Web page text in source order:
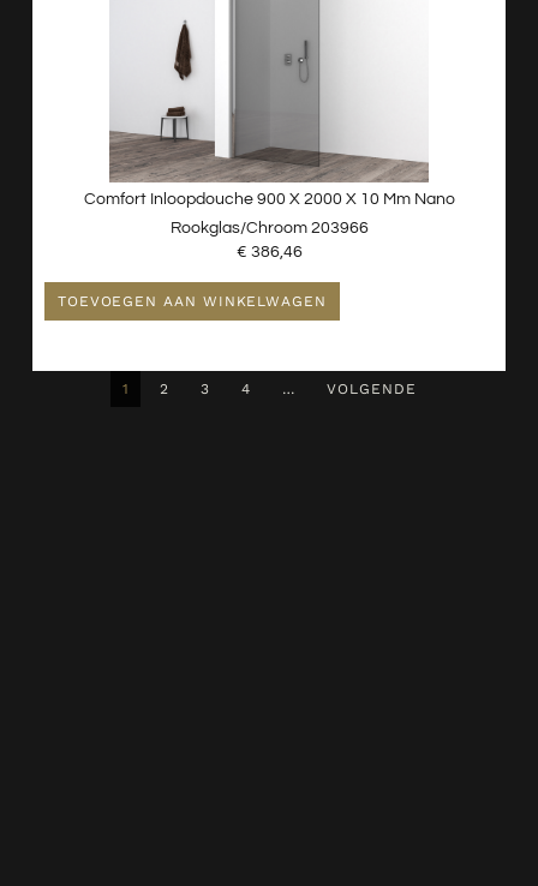
Comfort Inloopdouche 900 X 2000 X 10 Mm Nano
Rookglas/chroom 203966
€ 386,46
TOEVOEGEN AAN WINKELWAGEN
1 2 3 4 … VOLGENDE